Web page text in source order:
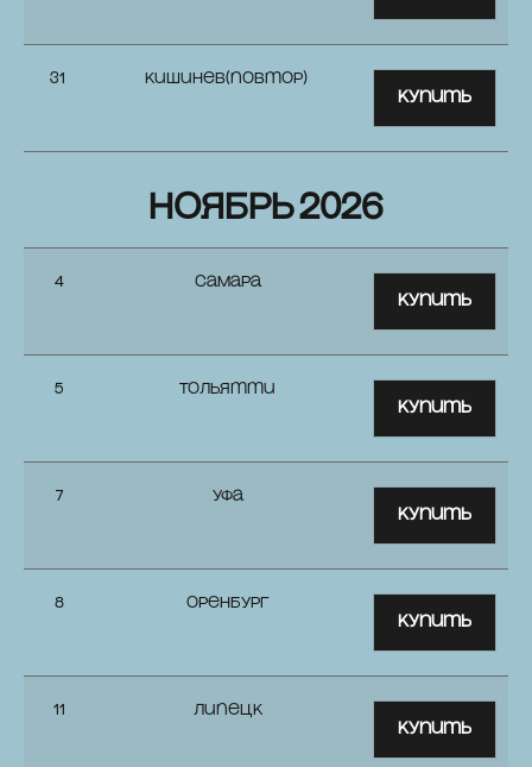
31 Кишинев(повтор)
Купить
ноябрь 2026
4 Самара
Купить
5 Тольятти
Купить
7 Уфа
Купить
8 Оренбург
Купить
11 Липецк
Купить